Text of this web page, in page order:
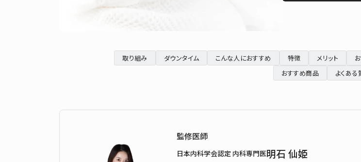
取り組み ダウンタイム こんな人におすすめ 特徴 メリット
おすすめ商品
よくある
監修医師
日本内科学会認定 内科専門医明石 仙姫